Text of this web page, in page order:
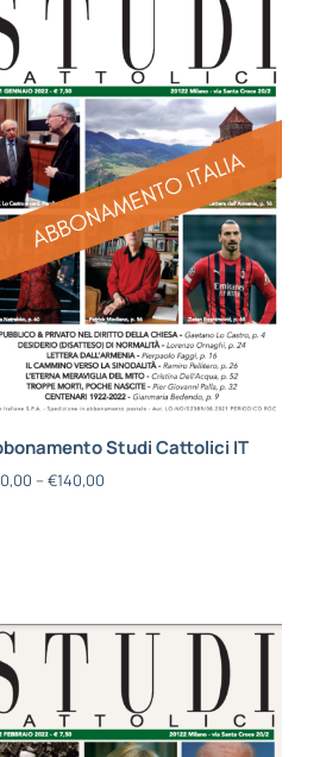
Studi Cattolici IT
– €140,00